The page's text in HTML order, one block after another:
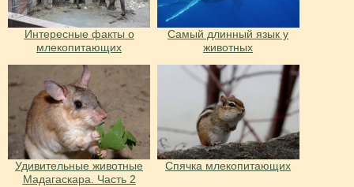
Интересные факты о
млекопитающих
Самый длинный язык у
животных
Удивительные животные
Мадагаскара. Часть 2
Спячка млекопитающих